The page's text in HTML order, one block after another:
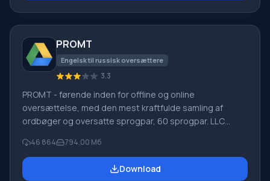
PROMT
Engelsk til russisk oversættere
3.3
PROMT - førende inden for offline og online
oversættelse, med den mest kraftfulde samling af
ordbøger og oversatte sprogpar, 60 sprogpar. LLC
oversættelsessystemer til private brugere og
virksomheder. PROMT-software giver oversættelse af
enhver tekst ved hjælp af indbyggede ordbøger,
46 864 794.00 Мб
Download